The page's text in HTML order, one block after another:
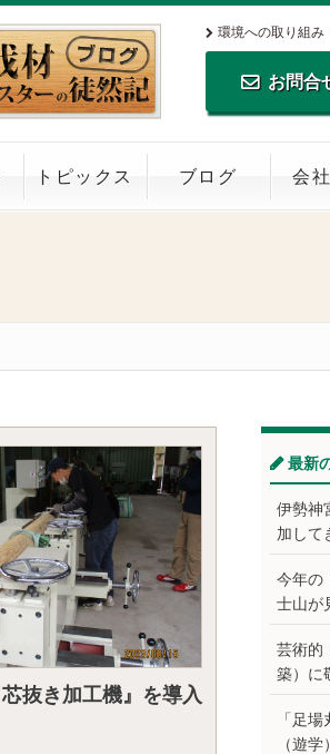
環境への取り組み
お問合
TEL.0795-35-
0269
トピックス ブログ 会
芯抜き加工機』を導入
最新
伊勢神
加して
今年の
士山が
芸術的
築）に
「足
（遊